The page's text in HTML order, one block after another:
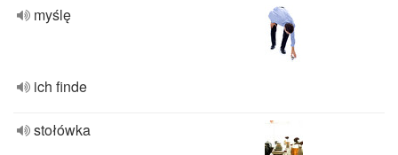
myślę
ich finde
stołówka